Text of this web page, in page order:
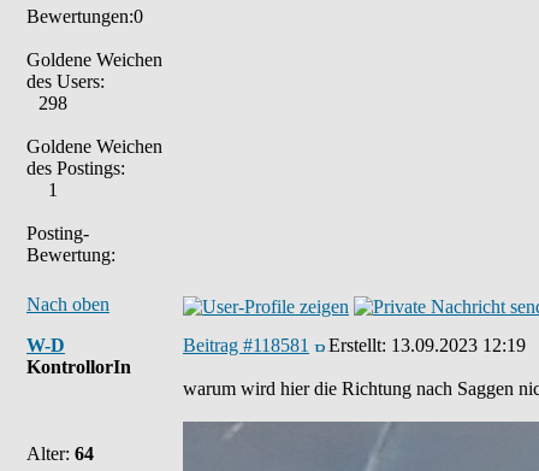
Bewertungen:0
Goldene Weichen
des Users:
298
Goldene Weichen
des Postings:
1
Posting-
Bewertung:
Nach oben
W-D
KontrollorIn
Alter: 64
Beitrag #118581 Erstellt: 13.09.2023 12:19
warum wird hier die Richtung nach Saggen